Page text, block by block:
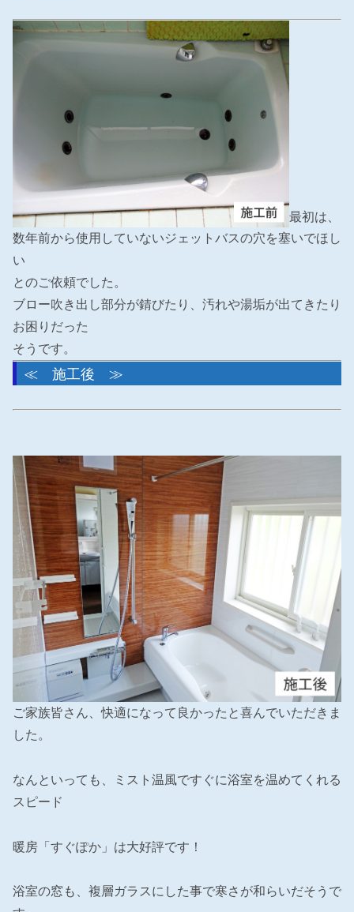
最初は、
数年前から使用していないジェットバスの穴を塞いでほし
い
とのご依頼でした。
ブロー吹き出し部分が錆びたり、汚れや湯垢が出てきたり
お困りだった
そうです。
≪ 施工後 ≫
ご家族皆さん、快適になって良かったと喜んでいただきま
した。
なんといっても、ミスト温風ですぐに浴室を温めてくれる
スピード
暖房「すぐぽか」は大好評です！
浴室の窓も、複層ガラスにした事で寒さが和らいだそうで